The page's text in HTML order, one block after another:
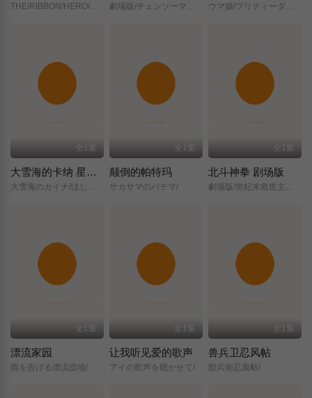
全1集
大雪海的卡纳 星之贤者
大雪海のカイナ/ほしのけんじゃ/
全1集
颠倒的帕特玛
サカサマのパテマ/
全1集
北斗神拳 剧场版
劇場版/世紀末救世主伝説/北斗の拳/
全1集
漂流家园
雨を告げる漂流団地/
全1集
让我听见爱的歌声
アイの歌声を聴かせて/
全1集
兽兵卫忍风帖
獣兵衛忍風帖/